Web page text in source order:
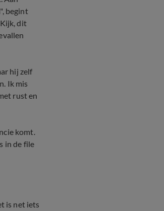
begint
dit
hij zelf
Ik mis
rust en
komt.
in de file
is net iets